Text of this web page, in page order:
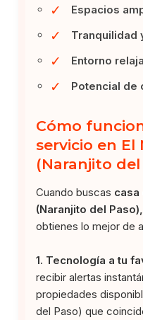
✓ Espacios
✓ Tranquilidad
✓ Entorno
✓ Potencial de
Cómo
servicio en El
(Naranjito del
Cuando buscas casa
(Naranjito del
obtienes lo mejor de
1. Tecnología a tu
recibir alertas
propiedades
del Paso) que